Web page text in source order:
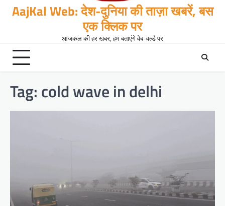
AajKal Web: देश-दुनिया की ताज़ा खबरें, बस
एक क्लिक पर
आजकल की हर खबर, हम बताएंगे वेब-वर्ल्ड पर
Tag: cold wave in delhi